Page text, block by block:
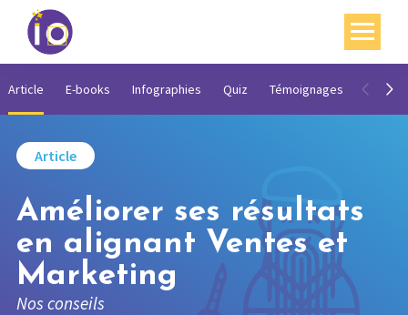
Vos enjeux
Académie
Ressources
Agenda
Contact
Article E-books Infographies Quiz Témoignages Vidéos
Article
Améliorer ses résultats
en alignant Ventes et
Marketing
Nos conseils